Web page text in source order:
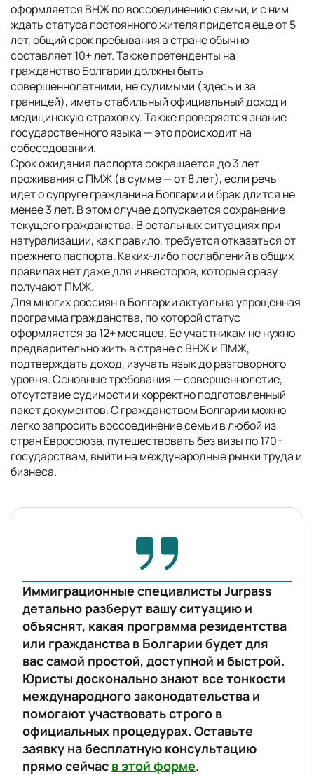
оформляется ВНЖ по воссоединению семьи, и с ним
ждать статуса постоянного жителя придется еще от 5
лет, общий срок пребывания в стране обычно
составляет 10+ лет. Также претенденты на
гражданство Болгарии должны быть
совершеннолетними, не судимыми (здесь и за
границей), иметь стабильный официальный доход и
медицинскую страховку. Также проверяется знание
государственного языка — это происходит на
собеседовании.
Срок ожидания паспорта сокращается до 3 лет
проживания с ПМЖ (в сумме — от 8 лет), если речь
идет о супруге гражданина Болгарии и брак длится не
менее 3 лет. В этом случае допускается сохранение
текущего гражданства. В остальных ситуациях при
натурализации, как правило, требуется отказаться от
прежнего паспорта. Каких-либо послаблений в общих
правилах нет даже для инвесторов, которые сразу
получают ПМЖ.
Для многих россиян в Болгарии актуальна упрощенная
программа гражданства, по которой статус
оформляется за 12+ месяцев. Ее участникам не нужно
предварительно жить в стране с ВНЖ и ПМЖ,
подтверждать доход, изучать язык до разговорного
уровня. Основные требования — совершеннолетие,
отсутствие судимости и корректно подготовленный
пакет документов. С гражданством Болгарии можно
легко запросить воссоединение семьи в любой из
стран Евросоюза, путешествовать без визы по 170+
государствам, выйти на международные рынки труда и
бизнеса.
Иммиграционные специалисты Jurpass
детально разберут вашу ситуацию и
объяснят, какая программа резидентства
или гражданства в Болгарии будет для
вас самой простой, доступной и быстрой.
Юристы досконально знают все тонкости
международного законодательства и
помогают участвовать строго в
официальных процедурах. Оставьте
заявку на бесплатную консультацию
прямо сейчас в этой форме.